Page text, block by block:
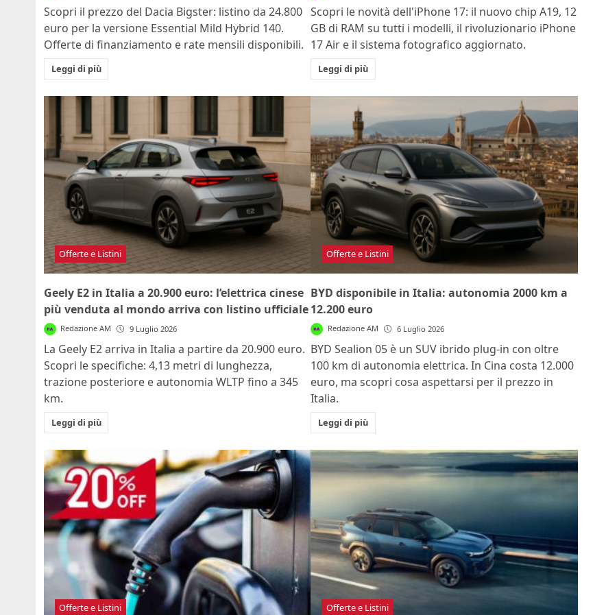
Scopri il prezzo del Dacia Bigster: listino da 24.800
euro per la versione Essential Mild Hybrid 140.
Offerte di finanziamento e rate mensili disponibili.
Leggi di più
Scopri le novità dell'iPhone 17: il nuovo chip A19, 12
GB di RAM su tutti i modelli, il rivoluzionario iPhone
17 Air e il sistema fotografico aggiornato.
Leggi di più
Offerte e Listini
Geely E2 in Italia a 20.900 euro: l’elettrica cinese
più venduta al mondo arriva con listino ufficiale
Redazione AM 9 Luglio 2026
La Geely E2 arriva in Italia a partire da 20.900 euro.
Scopri le specifiche: 4,13 metri di lunghezza,
trazione posteriore e autonomia WLTP fino a 345
km.
Leggi di più
Offerte e Listini
BYD disponibile in Italia: autonomia 2000 km a
12.200 euro
Redazione AM 6 Luglio 2026
BYD Sealion 05 è un SUV ibrido plug-in con oltre
100 km di autonomia elettrica. In Cina costa 12.000
euro, ma scopri cosa aspettarsi per il prezzo in
Italia.
Leggi di più
Offerte e Listini Offerte e Listini